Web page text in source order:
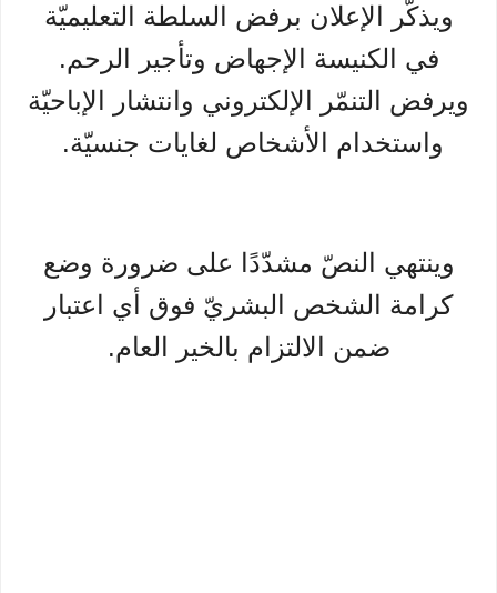
ويذكّر الإعلان برفض السلطة التعليميّة
في الكنيسة الإجهاض وتأجير الرحم.
ويرفض التنمّر الإلكتروني وانتشار الإباحيّة
واستخدام الأشخاص لغايات جنسيّة.
وينتهي النصّ مشدّدًا على ضرورة وضع
كرامة الشخص البشريّ فوق أي اعتبار
ضمن الالتزام بالخير العام.